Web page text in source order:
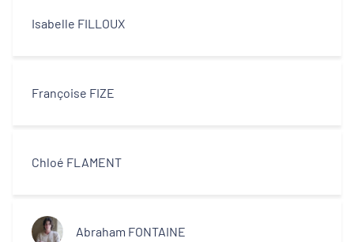
Isabelle FILLOUX
Françoise FIZE
Chloé FLAMENT
Abraham FONTAINE